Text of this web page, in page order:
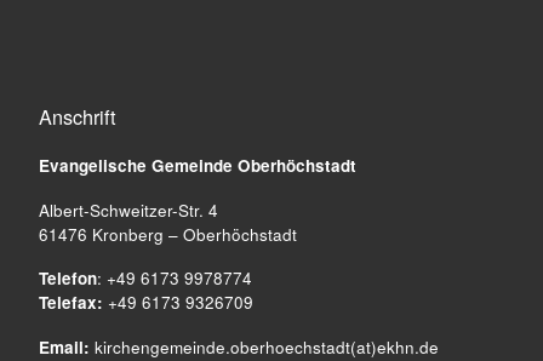
Anschrift
Evangelische Gemeinde Oberhöchstadt
Albert-Schweitzer-Str. 4
61476 Kronberg – Oberhöchstadt
Telefon: +49 6173 9978774
Telefax: +49 6173 9326709
Email: kirchengemeinde.oberhoechstadt(at)ekhn.de